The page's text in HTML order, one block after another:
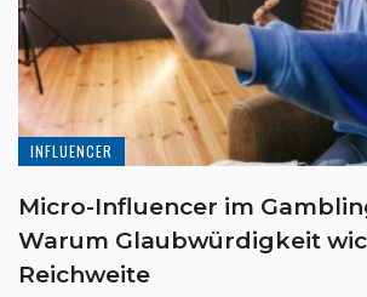
INFLUENCER
Micro-Influencer im
Warum Glaubwürdigkeit
Reichweite